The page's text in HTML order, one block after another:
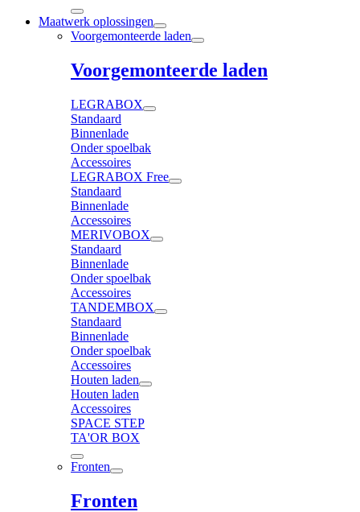
Maatwerk oplossingen
Voorgemonteerde laden
Voorgemonteerde laden
LEGRABOX
Standaard
Binnenlade
Onder spoelbak
Accessoires
LEGRABOX Free
Standaard
Binnenlade
Accessoires
MERIVOBOX
Standaard
Binnenlade
Onder spoelbak
Accessoires
TANDEMBOX
Standaard
Binnenlade
Onder spoelbak
Accessoires
Houten laden
Houten laden
Accessoires
SPACE STEP
TA'OR BOX
Fronten
Fronten